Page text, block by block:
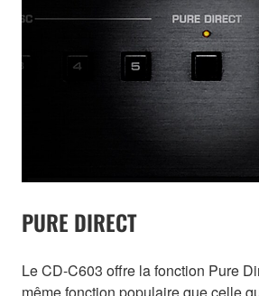
PURE DIRECT
Le CD-C603 offre la fonction Pure